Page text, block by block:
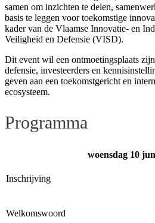
samen om inzichten te delen,
basis te leggen voor toekomstige
kader van de Vlaamse Innovatie- en
Veiligheid en Defensie (VISD).
Dit event wil een ontmoetingsplaats
defensie, investeerders en
geven aan een toekomstgericht en
ecosysteem.
Programma
woensdag 10
Inschrijving
Welkomswoord